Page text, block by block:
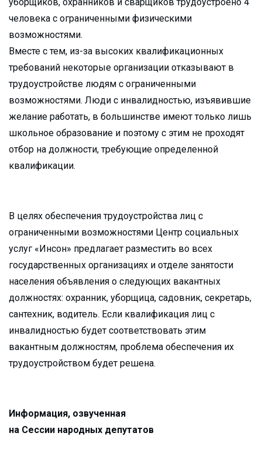
человека с ограниченными физическими
возможностями.
Вместе с тем, из-за высоких квалификационных
требований некоторые организации отказывают в
трудоустройстве людям с ограниченными
возможностями. Люди с инвалидностью, изъявившие
желание работать, в большинстве имеют только лишь
школьное образование и поэтому с этим не проходят
отбор на должности, требующие определенной
квалификации.
В целях обеспечения трудоустройства лиц с
ограниченными возможностями Центр социальных
услуг «Инсон» предлагает разместить во всех
государственных организациях и отделе занятости
населения объявления о следующих вакантных
должностях: охранник, уборщица, садовник, секретарь,
сантехник, водитель. Если квалификация лиц с
инвалидностью будет соответствовать этим
вакантным должностям, проблема обеспечения их
трудоустройством будет решена.
Информация, озвученная
на Сессии народных депутатов